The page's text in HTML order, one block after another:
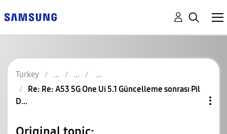
Turkey
Re: Re: A53 5G One Ui 5.1 Güncelleme sonrası Pil
D...